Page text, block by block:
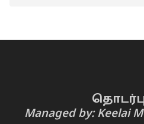
தொடர்பு
Managed by: Keelai